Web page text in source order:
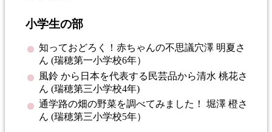
小学生の部
知っておどろく！赤ちゃんの不思議穴澤 明夏さ
ん (瑞穂第一小学校6年）
風鈴 から日本を代表する民芸品から清水 桃花さ
ん (瑞穂第三小学校4年)
通学路の畑の野菜を調べてみました！ 堀澤 橙さ
ん (瑞穂第三小学校5年）